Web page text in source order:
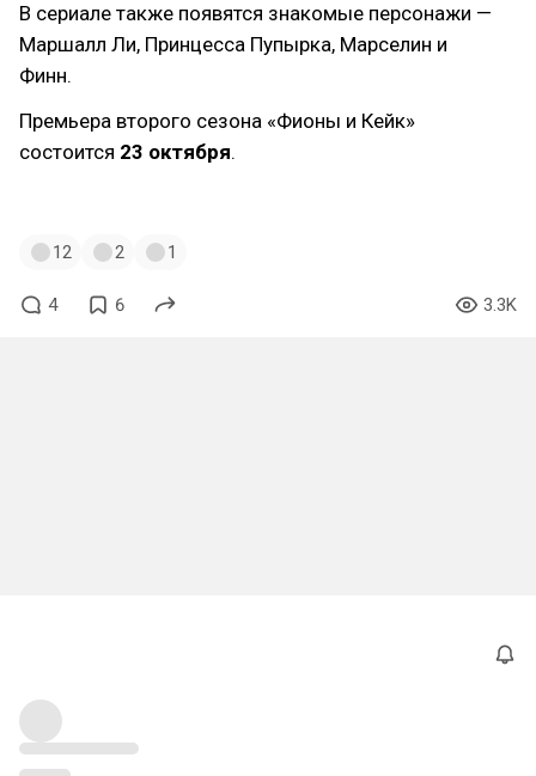
В сериале также появятся знакомые персонажи —
Маршалл Ли, Принцесса Пупырка, Марселин и
Финн.
Премьера второго сезона «Фионы и Кейк»
состоится 23 октября.
12 2 1
4 6 3.3K